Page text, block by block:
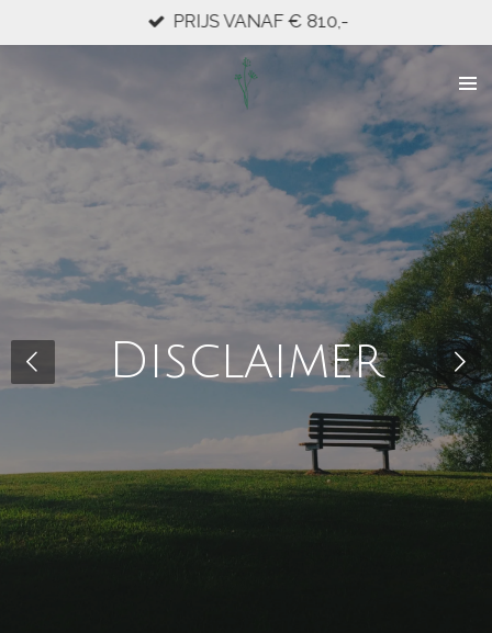
direct
hoofdinhoud
PRIJS VANAF € 810,-
Disclaimer